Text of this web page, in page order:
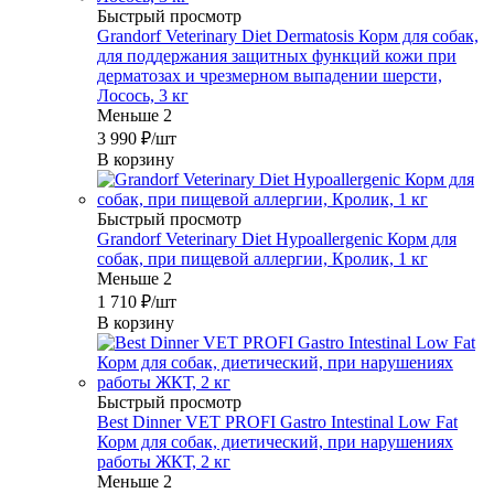
Быстрый просмотр
Grandorf Veterinary Diet Dermatosis Корм для собак,
для поддержания защитных функций кожи при
дерматозах и чрезмерном выпадении шерсти,
Лосось, 3 кг
Меньше 2
3 990 ₽/шт
В корзину
Быстрый просмотр
Grandorf Veterinary Diet Hypoallergenic Корм для
собак, при пищевой аллергии, Кролик, 1 кг
Меньше 2
1 710 ₽/шт
В корзину
Быстрый просмотр
Best Dinner VET PROFI Gastro Intestinal Low Fat
Корм для собак, диетический, при нарушениях
работы ЖКТ, 2 кг
Меньше 2